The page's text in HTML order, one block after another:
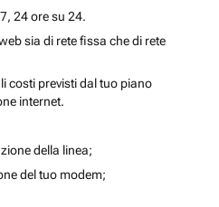
24 ore su 24.
sia di rete fissa che di rete
costi previsti dal tuo piano
internet.
della linea;
del tuo modem;